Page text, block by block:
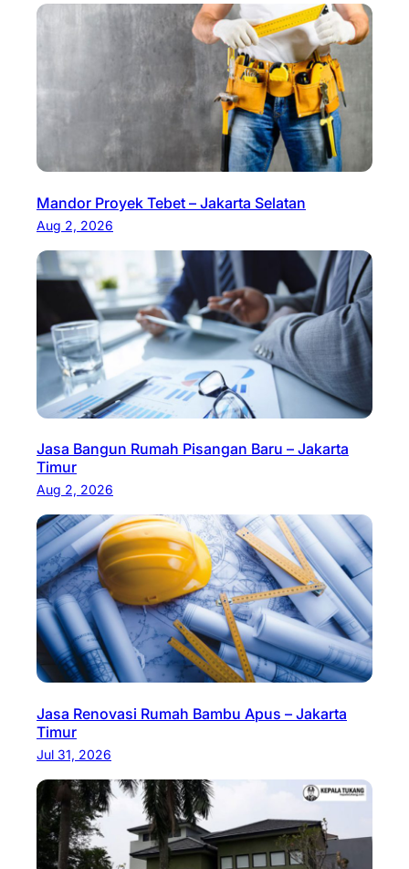
Mandor Proyek Tebet – Jakarta Selatan
Aug 2, 2026
Jasa Bangun Rumah Pisangan Baru – Jakarta
Timur
Aug 2, 2026
Jasa Renovasi Rumah Bambu Apus – Jakarta
Timur
Jul 31, 2026